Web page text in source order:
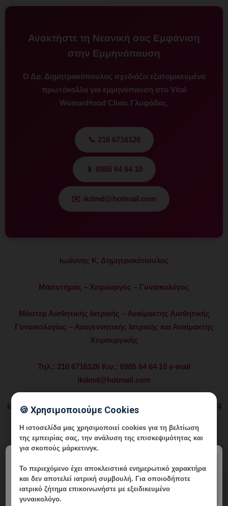
Ανακτήστε τη Νεανική σας Εμφάνιση
στην Εμμηνόπαυση
Ο Δρ. Δημητρακόπουλος σχεδιάζει εξατομικευμένα
πρωτόκολλα για εμμηνόπαυση στο Vital
WomanHood Clinic Γλυφάδας.
📞 210 6716126
📱 6985 64 64 10
✉️ ikdmd@hotmail.com
Ιωάννης Κ. Δημητρακόπουλος
Μαιευτήρας – Χειρουργός – Γυναικολόγος
Μάστερ Αισθητικής Ιατρικής – Αναίμακτης Αισθητικής
Γυναικολογίας – Αναγεννητικής Ιατρικής και Αναίμακτης
Χειρουργικής
Τηλ.: 210 6716126 Κιν.: 6985 64 64 10 e-mail
ikdmd@hotmail.com
Ιατρείο: Λεωφ. Δημητρίου Γούναρη 196 Γλυφάδα Τ.Κ. 166 74
Εξατομικευμένη εφαρμογή πρωτοποριακών ιατρικών
τεχνικών στην υπηρεσία της σύγχρονης γυναίκας.
Γυναικολογία – Μαιευτική – Εξατομικευμένη Διερεύνηση και
Αντιμετώπιση Ανδρικής και Γυναικείας Υπογονιμότητας –
Υποβοηθούμενη Αναπαραγωγή – Επιγενετική –
🍪 Χρησιμοποιούμε Cookies
Η ιστοσελίδα μας χρησιμοποιεί cookies για τη βελτίωση
της εμπειρίας σας, την ανάλυση της επισκεψιμότητας και
για σκοπούς μάρκετινγκ.
Το περιεχόμενο έχειαποκλειστικά ενημερωτικό χαρακτήρα
και δεν αποτελεί ιατρική συμβουλή. Για οποιοδήποτε
ιατρικό ζήτημα επικοινωνήστε με εξειδικευμένο
γυναικολόγο.